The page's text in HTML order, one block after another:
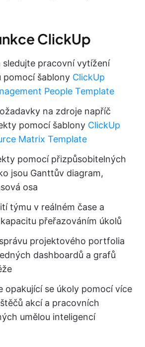
ClickUp
sledujte pracovní vytížení
pomocí šablony ClickUp
People Template
na zdroje napříč
pomocí šablony ClickUp
Matrix Template
pomocí přizpůsobitelných
jsou Ganttův diagram,
osa
týmu v reálném čase a
přeřazováním úkolů
projektového portfolia
dashboardů a grafů
opakující se úkoly pomocí více
akcí a pracovních
umělou inteligencí